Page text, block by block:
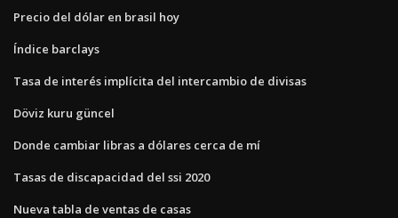
Precio del dólar en brasil hoy
Índice barclays
Tasa de interés implícita del intercambio de divisas
Döviz kuru güncel
Donde cambiar libras a dólares cerca de mí
Tasas de discapacidad del ssi 2020
Nueva tabla de ventas de casas